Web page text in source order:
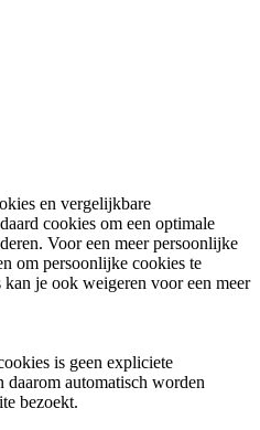
en vergelijkbare
cookies om een optimale
Voor een meer persoonlijke
om persoonlijke cookies te
kan je ook weigeren voor een meer
is geen expliciete
daarom automatisch worden
bezoekt.